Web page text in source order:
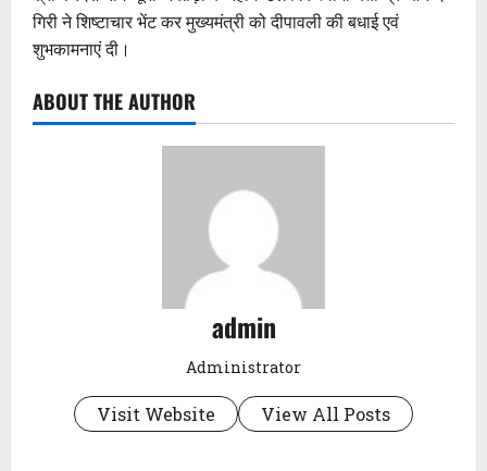
गिरी ने शिष्टाचार भेंट कर मुख्यमंत्री को दीपावली की बधाई एवं
शुभकामनाएं दी।
ABOUT THE AUTHOR
admin
Administrator
Visit Website View All Posts